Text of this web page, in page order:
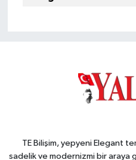
TE Bilişim, yepyeni Elegant
sadelik ve modernizmi bir araya